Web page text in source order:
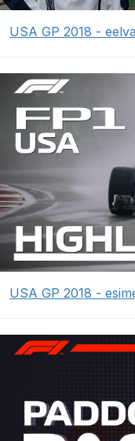
USA GP 2018 -
USA GP 2018 -